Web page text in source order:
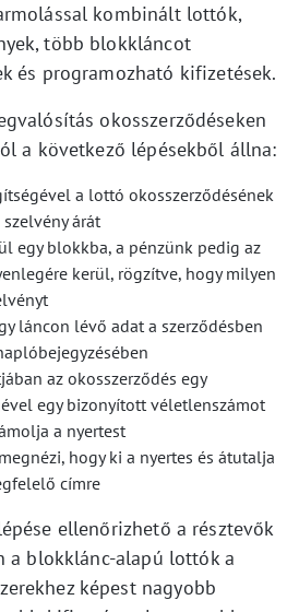
kombinált lottók,
több blokkláncot
és programozható kifizetések.
okosszerződéseken
a következő lépésekből állna:
a lottó okosszerződésének
árát
egy blokkba, a pénzünk pedig az
kerül, rögzítve, hogy milyen
láncon lévő adat a szerződésben
az okosszerződés egy
egy bizonyított véletlenszámot
a nyertest
hogy ki a nyertes és átutalja
címre
ellenőrizhető a résztevők
a blokklánc-alapú lottók a
képest nagyobb